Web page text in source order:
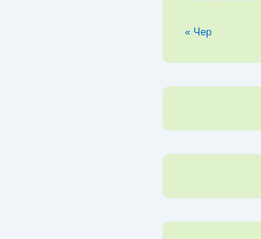
« Чер